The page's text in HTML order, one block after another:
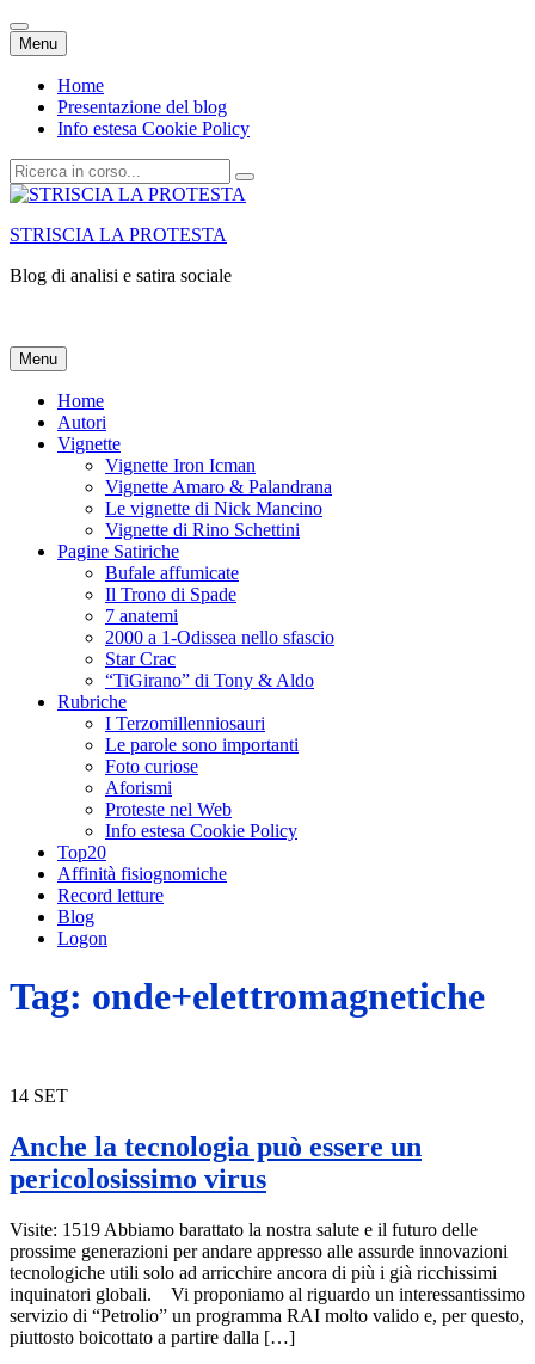
Menu Vai
al
contenuto
Home
Presentazione del blog
Info estesa Cookie Policy
Cerca:
STRISCIA LA PROTESTA
Blog di analisi e satira sociale
Menu Vai
al
contenuto
Home
Autori
Vignette
Vignette Iron Icman
Vignette Amaro & Palandrana
Le vignette di Nick Mancino
Vignette di Rino Schettini
Pagine Satiriche
Bufale affumicate
Il Trono di Spade
7 anatemi
2000 a 1-Odissea nello sfascio
Star Crac
“TiGirano” di Tony & Aldo
Rubriche
I Terzomillenniosauri
Le parole sono importanti
Foto curiose
Aforismi
Proteste nel Web
Info estesa Cookie Policy
Top20
Affinità fisiognomiche
Record letture
Blog
Logon
Tag: onde+elettromagnetiche
14 SET
Anche la tecnologia può essere un
pericolosissimo virus
Visite: 1519 Abbiamo barattato la nostra salute e il futuro delle
prossime generazioni per andare appresso alle assurde innovazioni
tecnologiche utili solo ad arricchire ancora di più i già ricchissimi
inquinatori globali. Vi proponiamo al riguardo un interessantissimo
servizio di “Petrolio” un programma RAI molto valido e, per questo,
piuttosto boicottato a partire dalla […]